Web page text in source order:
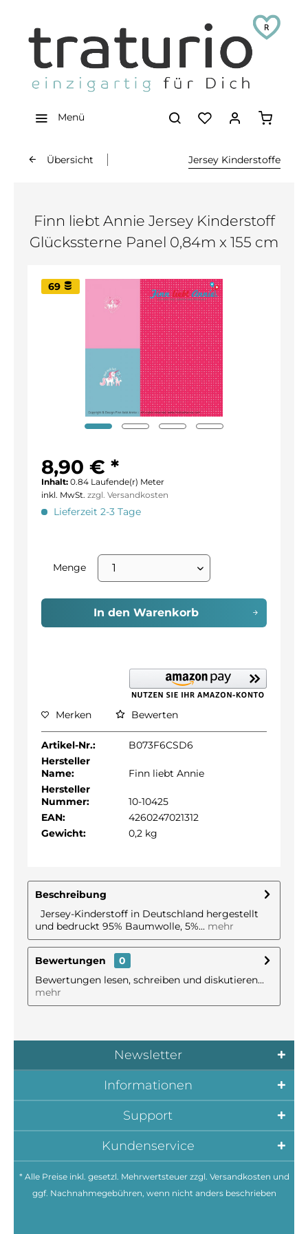
Menü
Übersicht Jersey Kinderstoffe
Finn liebt Annie Jersey Kinderstoff
Glückssterne Panel 0,84m x 155 cm
69
8,90 € *
Inhalt: 0.84 Laufende(r) Meter
inkl. MwSt. zzgl. Versandkosten
Lieferzeit 2-3 Tage
Menge
In den Warenkorb
Merken Bewerten
Artikel-Nr.:
B073F6CSD6
Hersteller
Name:
Finn liebt Annie
Hersteller
Nummer:
10-10425
EAN:
4260247021312
Gewicht:
0,2 kg
Beschreibung
Jersey-Kinderstoff in Deutschland hergestellt
und bedruckt 95% Baumwolle, 5%... mehr
Bewertungen
0
Bewertungen lesen, schreiben und diskutieren...
mehr
Kundenservice
Support
Informationen
Newsletter
* Alle Preise inkl. gesetzl. Mehrwertsteuer zzgl. Versandkosten und
ggf. Nachnahmegebühren, wenn nicht anders beschrieben